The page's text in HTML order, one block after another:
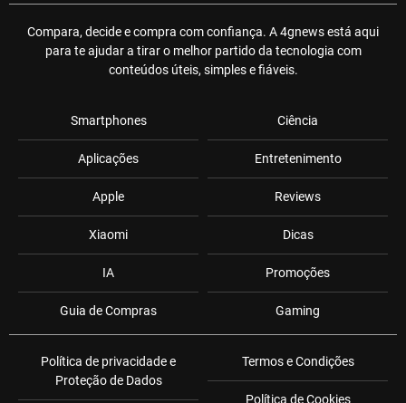
Compara, decide e compra com confiança. A 4gnews está aqui
para te ajudar a tirar o melhor partido da tecnologia com
conteúdos úteis, simples e fiáveis.
Smartphones
Aplicações
Apple
Xiaomi
IA
Guia de Compras
Ciência
Entretenimento
Reviews
Dicas
Promoções
Gaming
Política de privacidade e
Proteção de Dados
Termos e Condições
Política de Cookies